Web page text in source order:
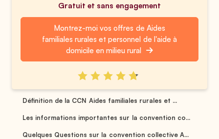
Gratuit et sans engagement
Montrez-moi vos offres de Aides
familiales rurales et personnel de l'aide à
domicile en milieu rural
Définition de la CCN Aides familiales rurales et ...
Les informations importantes sur la convention co...
Quelques Questions sur la convention collective A...